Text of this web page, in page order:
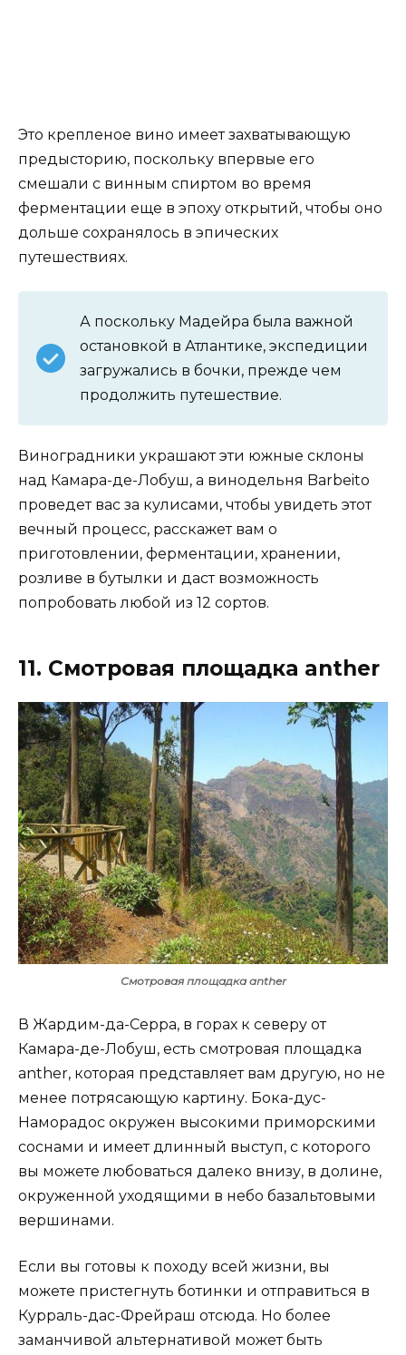
Это крепленое вино имеет захватывающую
предысторию, поскольку впервые его
смешали с винным спиртом во время
ферментации еще в эпоху открытий, чтобы оно
дольше сохранялось в эпических
путешествиях.
А поскольку Мадейра была важной
остановкой в Атлантике, экспедиции
загружались в бочки, прежде чем
продолжить путешествие.
Виноградники украшают эти южные склоны
над Камара-де-Лобуш, а винодельня Barbeito
проведет вас за кулисами, чтобы увидеть этот
вечный процесс, расскажет вам о
приготовлении, ферментации, хранении,
розливе в бутылки и даст возможность
попробовать любой из 12 сортов.
11. Смотровая площадка anther
Смотровая площадка anther
В Жардим-да-Серра, в горах к северу от
Камара-де-Лобуш, есть смотровая площадка
anther, которая представляет вам другую, но не
менее потрясающую картину. Бока-дус-
Наморадос окружен высокими приморскими
соснами и имеет длинный выступ, с которого
вы можете любоваться далеко внизу, в долине,
окруженной уходящими в небо базальтовыми
вершинами.
Если вы готовы к походу всей жизни, вы
можете пристегнуть ботинки и отправиться в
Курраль-дас-Фрейраш отсюда. Но более
заманчивой альтернативой может быть